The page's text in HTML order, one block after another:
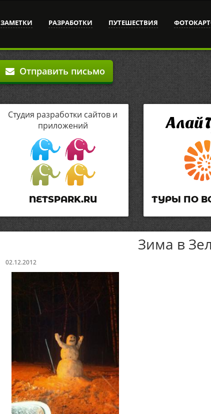
ЗАМЕТКИ РАЗРАБОТКИ ПУТЕШЕСТВИЯ
Отправить письмо
Студия разработки сайтов и
приложений
NETSPARK.RU ТУРЫ ПО
Зима в
02.12.2012